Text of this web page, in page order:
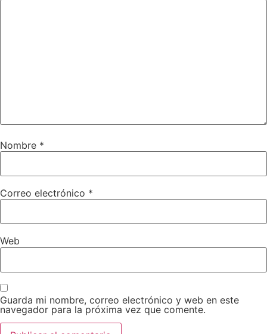
Nombre *
Correo electrónico *
Web
Guarda mi nombre, correo electrónico y web en este
navegador para la próxima vez que comente.